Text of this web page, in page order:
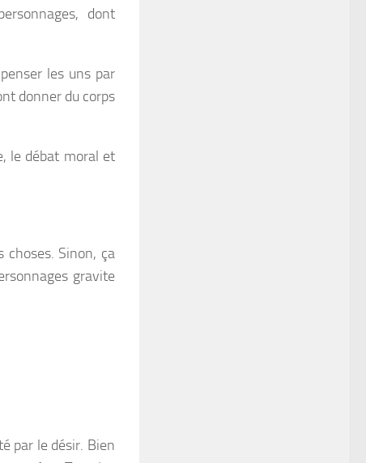
dont
les uns par
donner du corps
le débat moral et
choses. Sinon, ça
gravite
par le désir. Bien